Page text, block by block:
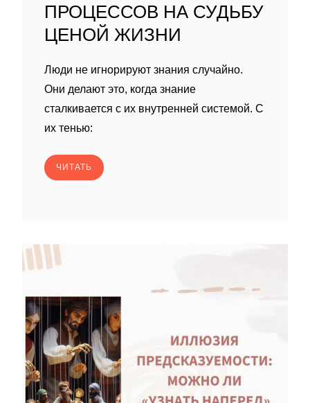
ПРОЦЕССОВ НА СУДЬБУ
ЦЕНОЙ ЖИЗНИ
Люди не игнорируют знания случайно.
Они делают это, когда знание
сталкивается с их внутренней системой. С
их тенью:
ЧИТАТЬ